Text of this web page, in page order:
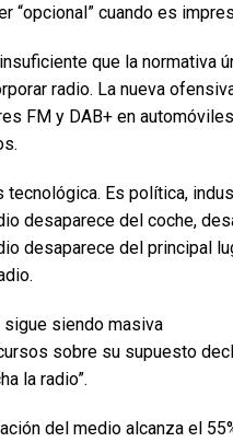
“opcional” cuando es
que la normativa
radio. La nueva
FM y DAB+ en
tecnológica. Es política,
desaparece del coche,
desaparece del principal
sigue siendo masiva
sobre su supuesto
la radio”.
del medio alcanza el